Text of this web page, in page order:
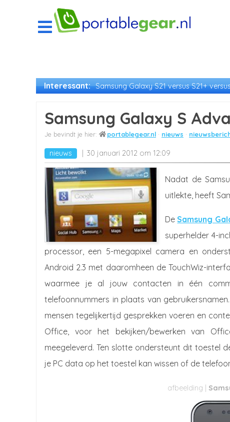
Interessant: Samsung Galaxy S21 versus S21+
Samsung Galaxy S
portablegear.nl nieuws
nieuws 30 januari 2012 om 12:09
Nadat de
uitlekte, heeft
DeSamsung
superhelder 4-
processor, een 5-megapixel camera en
Android 2.3 met daaromheen de TouchWiz-
waarmee je al jouw contacten in één
telefoonnummers in plaats van
mensen tegelijkertijd gesprekken voeren en
Office, voor het bekijken/bewerken van
meegeleverd. Ten slotte ondersteunt dit toestel
je PC data op het toestel kan wissen of de